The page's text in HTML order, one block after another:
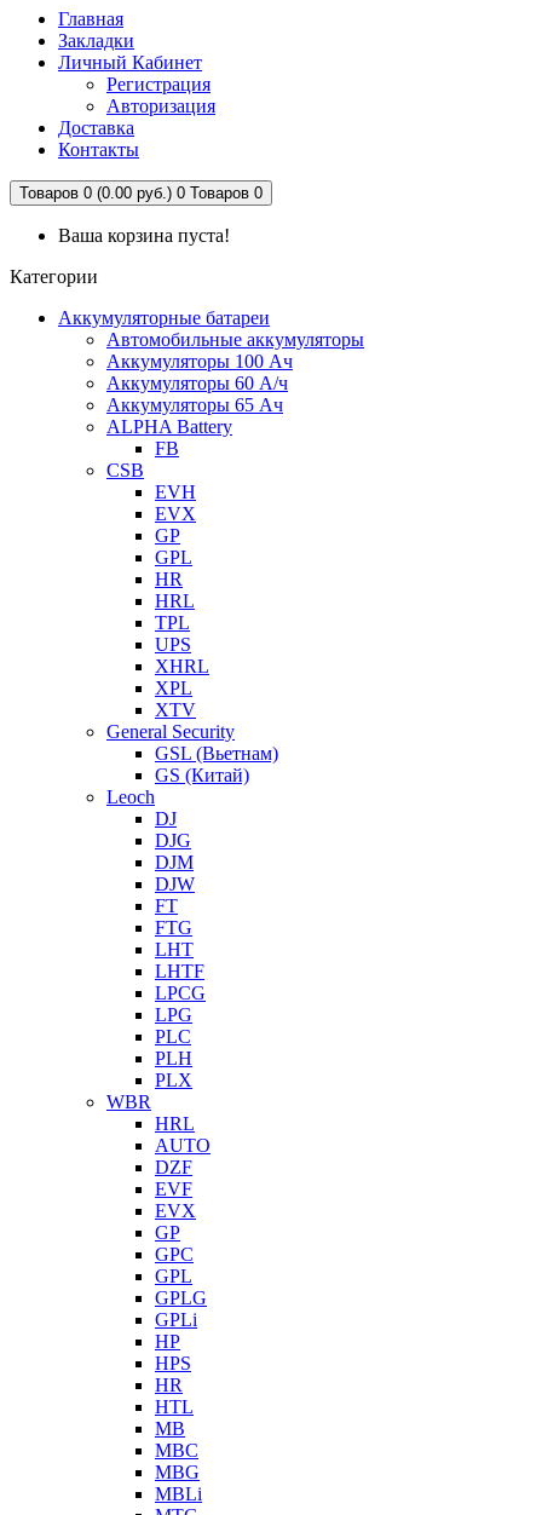
Главная
Закладки
Личный Кабинет
Регистрация
Авторизация
Доставка
Контакты
Товаров 0 (0.00 руб.) 0 Товаров 0
Ваша корзина пуста!
Категории
Аккумуляторные батареи
Автомобильные аккумуляторы
Аккумуляторы 100 Ач
Аккумуляторы 60 А/ч
Аккумуляторы 65 Ач
ALPHA Battery
FB
CSB
EVH
EVX
GP
GPL
HR
HRL
TPL
UPS
XHRL
XPL
XTV
General Security
GSL (Вьетнам)
GS (Китай)
Leoch
DJ
DJG
DJM
DJW
FT
FTG
LHT
LHTF
LPCG
LPG
PLC
PLH
PLX
WBR
HRL
AUTO
DZF
EVF
EVX
GP
GPC
GPL
GPLG
GPLi
HP
HPS
HR
HTL
MB
MBC
MBG
MBLi